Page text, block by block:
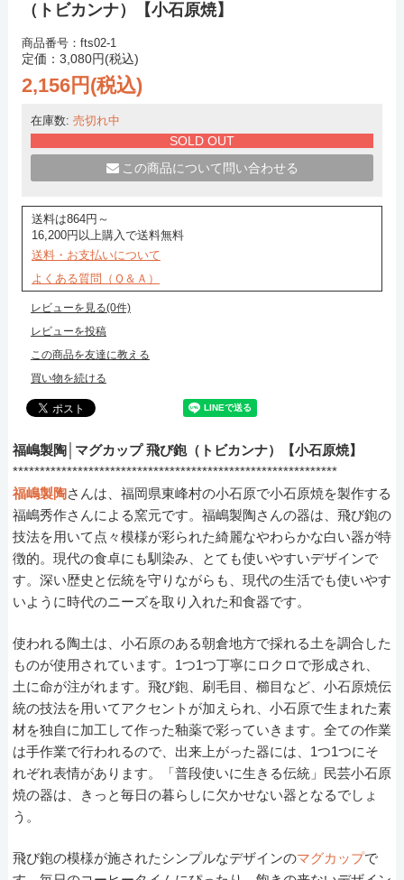
（トビカンナ）【小石原焼】
商品番号：fts02-1
定価：3,080円(税込)
2,156円(税込)
在庫数: 売切れ中
SOLD OUT
この商品について問い合わせる
送料は864円～
16,200円以上購入で送料無料
送料・お支払いについて
よくある質問（Ｑ＆Ａ）
レビューを見る(0件)
レビューを投稿
この商品を友達に教える
買い物を続ける
福嶋製陶│マグカップ 飛び鉋（トビカンナ）【小石原焼】
************************************************************
福嶋製陶さんは、福岡県東峰村の小石原で小石原焼を製作する
福嶋秀作さんによる窯元です。福嶋製陶さんの器は、飛び鉋の
技法を用いて点々模様が彩られた綺麗なやわらかな白い器が特
徴的。現代の食卓にも馴染み、とても使いやすいデザインで
す。深い歴史と伝統を守りながらも、現代の生活でも使いやす
いように時代のニーズを取り入れた和食器です。
使われる陶土は、小石原のある朝倉地方で採れる土を調合した
ものが使用されています。1つ1つ丁寧にロクロで形成され、
土に命が注がれます。飛び鉋、刷毛目、櫛目など、小石原焼伝
統の技法を用いてアクセントが加えられ、小石原で生まれた素
材を独自に加工して作った釉薬で彩っていきます。全ての作業
は手作業で行われるので、出来上がった器には、1つ1つにそ
れぞれ表情があります。「普段使いに生きる伝統」民芸小石原
焼の器は、きっと毎日の暮らしに欠かせない器となるでしょ
う。
飛び鉋の模様が施されたシンプルなデザインのマグカップで